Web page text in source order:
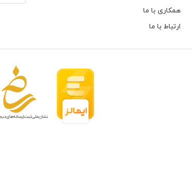
همکاری با ما
ارتباط با ما
هارهای اینترنال مخصوص دوربین های مدار بسته در ظرفیتهای مختلف